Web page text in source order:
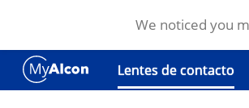
Pasar al contenido principal
Lentes de contacto
We noticed you